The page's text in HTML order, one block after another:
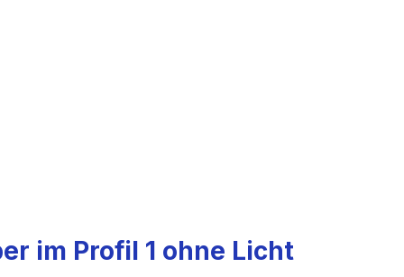
im Profil 1 ohne Licht